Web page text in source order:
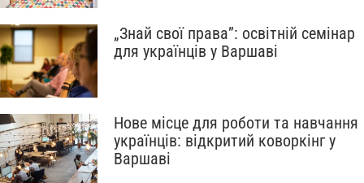
„Знай свої права”: освітній семінар
для українців у Варшаві
Нове місце для роботи та навчання
українців: відкритий коворкінг у
Варшаві